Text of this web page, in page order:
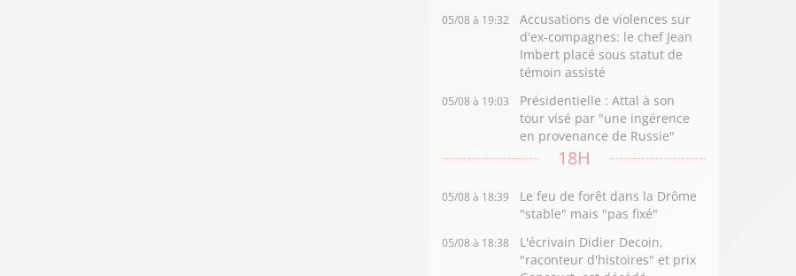
05/08 à 19:32
Accusations de violences sur
d'ex-compagnes: le chef Jean
Imbert placé sous statut de
témoin assisté
05/08 à 19:03
Présidentielle : Attal à son
tour visé par "une ingérence
en provenance de Russie"
18H
05/08 à 18:39
Le feu de forêt dans la Drôme
"stable" mais "pas fixé"
05/08 à 18:38
L'écrivain Didier Decoin,
"raconteur d'histoires" et prix